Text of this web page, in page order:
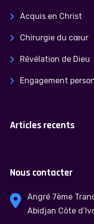
Acquis en Christ
Chirurgie du cœur
Révélation de Dieu
Engagement
Articles recents
Nous contacter
Angré 7ème
Abidjan Côte